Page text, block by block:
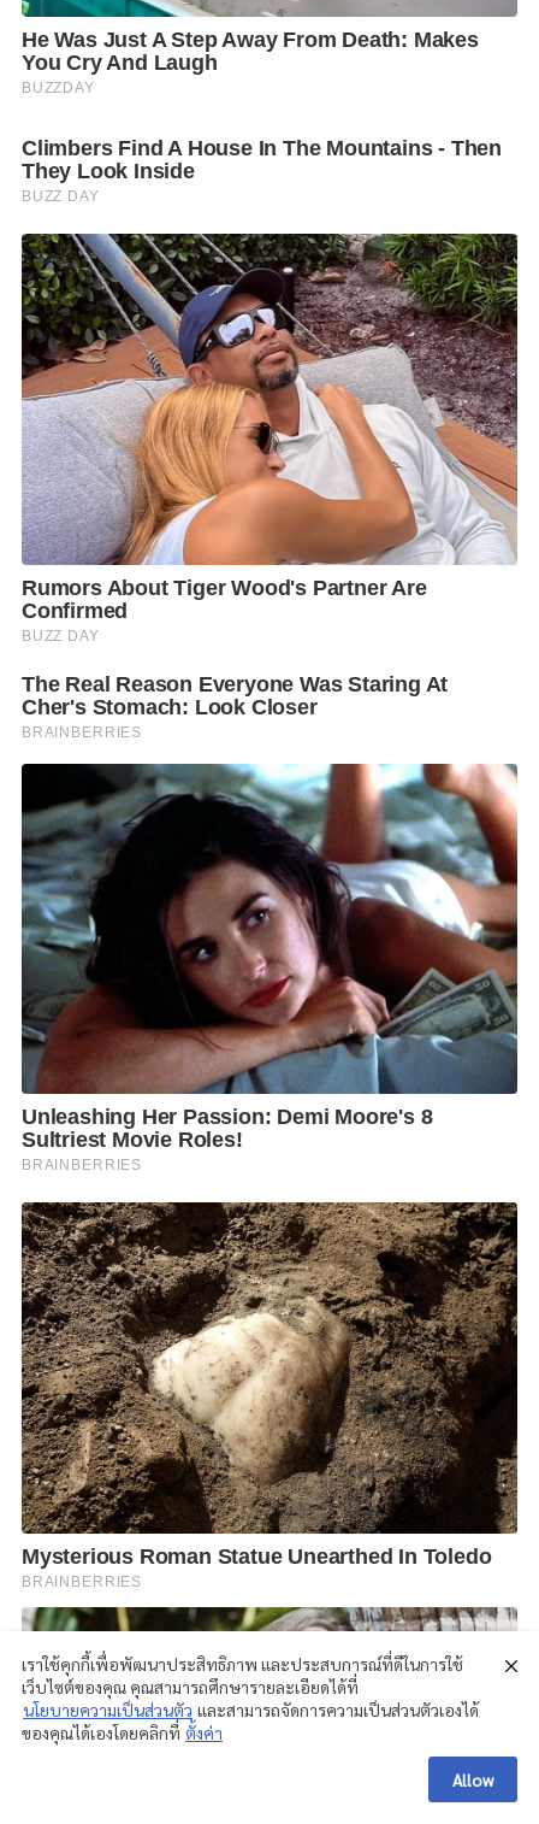
เราใช้คุกกี้เพื่อพัฒนาประสิทธิภาพ และประสบการณ์ที่ดีในการใช้
เว็บไซต์ของคุณ คุณสามารถศึกษารายละเอียดได้ที่
นโยบายความเป็นส่วนตัว และสามารถจัดการความเป็นส่วนตัวเองได้
ของคุณได้เองโดยคลิกที่ ตั้งค่า
Allow